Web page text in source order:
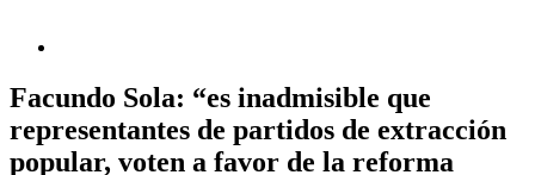
Facundo Sola: “es inadmisible que
representantes de partidos de extracción
popular, voten a favor de la reforma